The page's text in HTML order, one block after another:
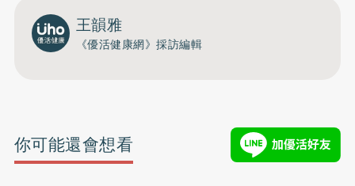
王韻雅
《優活健康網》採訪編輯
你可能還會想看